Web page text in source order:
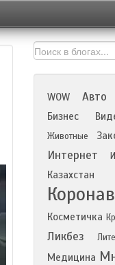
WOW Авто
Бизнес
Животные
Интернет
Казахстан
Косметичка
Ликбез
Медицина